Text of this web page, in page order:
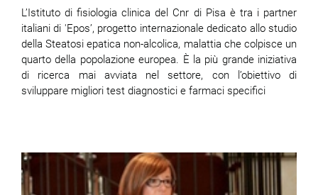
L’Istituto di fisiologia clinica del Cnr di Pisa è tra i partner
italiani di 'Epos’, progetto internazionale dedicato allo studio
della Steatosi epatica non-alcolica, malattia che colpisce un
quarto della popolazione europea. È la più grande iniziativa
di ricerca mai avviata nel settore, con l’obiettivo di
sviluppare migliori test diagnostici e farmaci specifici